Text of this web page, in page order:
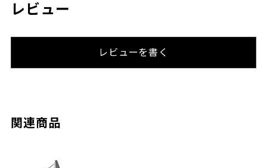
レビュー
レビューを書く
関連商品